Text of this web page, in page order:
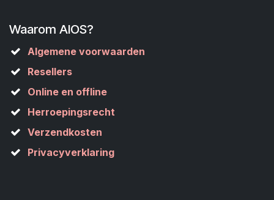
Waarom AIOS?
Algemene voorwaarden
Resellers
Online en offline
Herroepingsrecht
Verzendkosten
Privacyverklaring